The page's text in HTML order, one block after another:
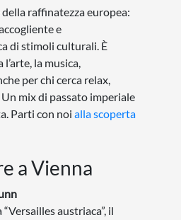
raffinatezza europea:
e
di stimoli culturali. È
la musica,
per chi cerca relax,
mix di passato imperiale
Parti con noi alla scoperta
a Vienna
austriaca”, il